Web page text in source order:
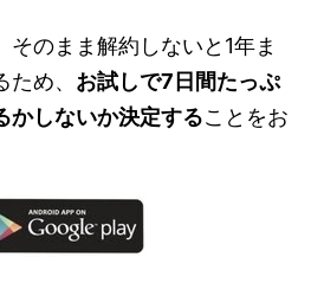
そのまま解約しないと1年ま
め、 お試しで7日間たっぷ
かしないか決定することをお